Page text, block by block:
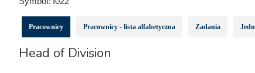
Pracownicy Pracownicy - lista alfabetyczna Zadania
Head of Division